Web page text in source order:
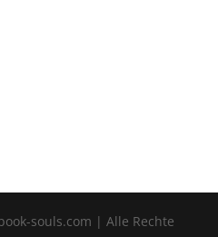
souls.com | Alle Rechte